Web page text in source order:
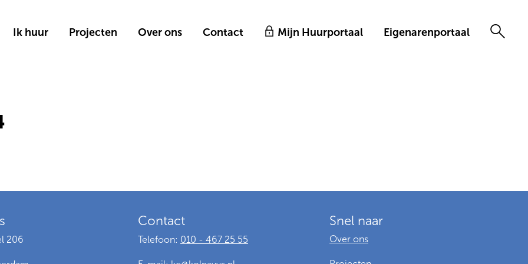
Ik huur Projecten Over ons Contact Mijn Huurportaal Eigenarenportaal
206
Contact
Telefoon: 010 - 467 25 55
Snel naar
Over ons